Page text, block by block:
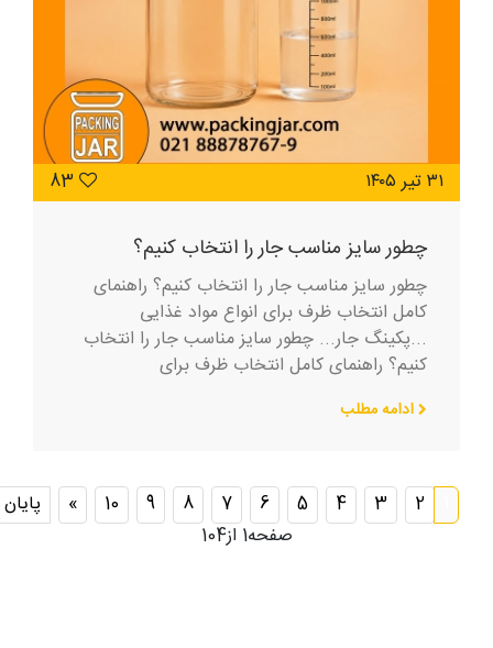
۳۱ تیر ۱۴۰۵
چطور سایز مناسب جار را انتخاب کنیم؟
چطور سایز مناسب جار را انتخاب کنیم؟ راهنمای
کامل انتخاب ظرف برای انواع مواد غذایی
...پکینگ جار... چطور سایز مناسب جار را انتخاب
کنیم؟ راهنمای کامل انتخاب ظرف برای
ادامه مطلب
2
3
4
5
6
7
8
9
10
»
پایان
صفحه1 از104